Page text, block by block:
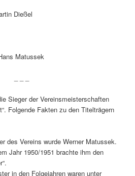
Dießel
Matussek
Sieger der Vereinsmeisterschaften
Folgende Fakten zu den Titelträgern
des Vereins wurde Werner Matussek.
Jahr 1950/1951 brachte ihm den
in den Folgejahren waren unter